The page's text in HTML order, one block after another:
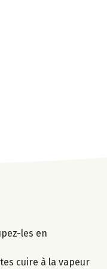
les en
cuire à la vapeur